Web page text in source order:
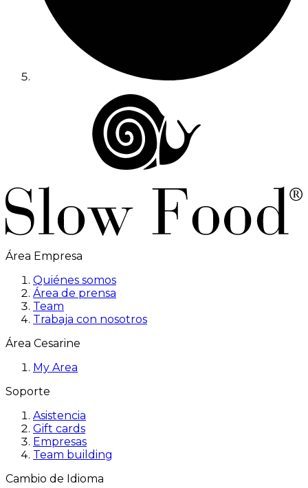
Área Empresa
Quiénes somos
Área de prensa
Team
Trabaja con nosotros
Área Cesarine
My Area
Soporte
Asistencia
Gift cards
Empresas
Team building
Cambio de Idioma